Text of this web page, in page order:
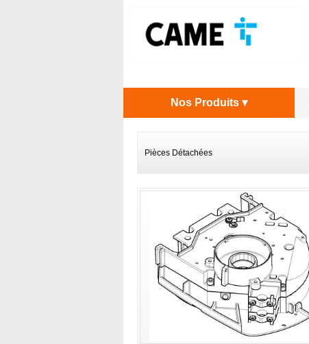
Nos Produits ▾
Pièces Détachées